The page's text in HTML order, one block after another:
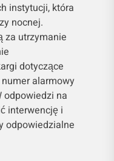
instytucji, która
nocnej.
za utrzymanie
dotyczące
numer alarmowy
odpowiedzi na
interwencję i
odpowiedzialne